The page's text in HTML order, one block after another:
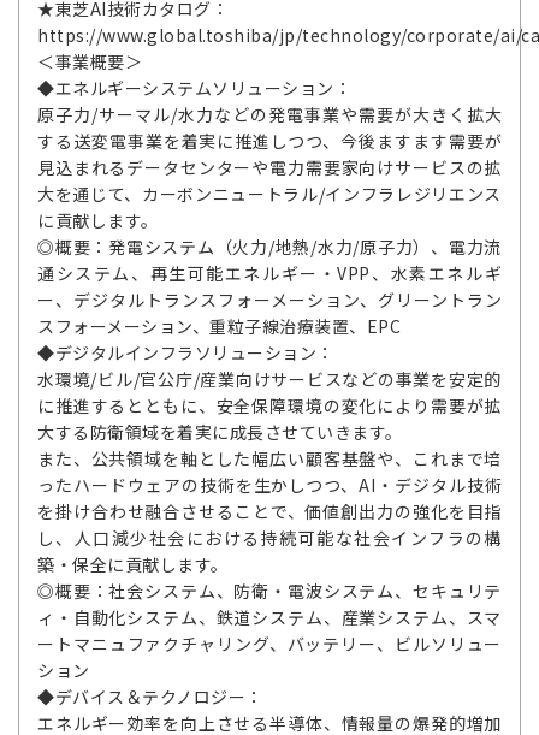
★東芝AI技術カタログ：
https://www.global.toshiba/jp/technology/corporate/ai/
＜事業概要＞
◆エネルギーシステムソリューション：
原子力/サーマル/水力などの発電事業や需要が大きく拡大
する送変電事業を着実に推進しつつ、今後ますます需要が
見込まれるデータセンターや電力需要家向けサービスの拡
大を通じて、カーボンニュートラル/インフラレジリエンス
に貢献します。
◎概要：発電システム（火力/地熱/水力/原子力）、電力流
通システム、再生可能エネルギー・VPP、水素エネルギ
ー、デジタルトランスフォーメーション、グリーントラン
スフォーメーション、重粒子線治療装置、EPC
◆デジタルインフラソリューション：
水環境/ビル/官公庁/産業向けサービスなどの事業を安定的
に推進するとともに、安全保障環境の変化により需要が拡
大する防衛領域を着実に成長させていきます。
また、公共領域を軸とした幅広い顧客基盤や、これまで培
ったハードウェアの技術を生かしつつ、AI・デジタル技術
を掛け合わせ融合させることで、価値創出力の強化を目指
し、人口減少社会における持続可能な社会インフラの構
築・保全に貢献します。
◎概要：社会システム、防衛・電波システム、セキュリテ
ィ・自動化システム、鉄道システム、産業システム、スマ
ートマニュファクチャリング、バッテリー、ビルソリュー
ション
◆デバイス＆テクノロジー：
エネルギー効率を向上させる半導体、情報量の爆発的増加